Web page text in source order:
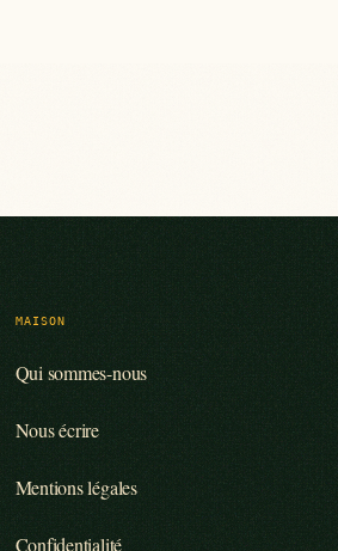
MAISON
Qui sommes-nous
Nous écrire
Mentions légales
Confidentialité